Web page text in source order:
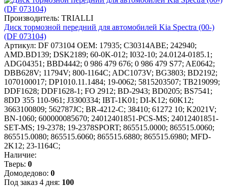
Производитель: TRIALLI
Диск тормозной передний для автомобилей Kia Spectra (00-)
(DF 073104)
Артикул: DF 073104 OEM: 17935; C30314ABE; 242940;
AMD.BD139; DSK2189; 60-0K-012; I032-10; 24.0124-0185.1;
ADG04351; BBD4442; 0 986 479 676; 0 986 479 S77; AE0642;
DBB628V; 11794V; 800-1164C; ADC1073V; BG3803; BD2192;
1070100017; DP1010.11.1484; 19-0062; 5815203507; TB219099;
DDF1628; DDF1628-1; FO 2912; BD-2943; BD0205; BS7541;
8DD 355 110-961; J3300334; IBT-1K01; DI-K12; 60K12;
3663100809; 562787JC; BR-4212-C; 38410; 61272 10; K2021V;
BN-1060; 600000085670; 24012401851-PCS-MS; 24012401851-
SET-MS; 19-2378; 19-2378SPORT; 865515.0000; 865515.0060;
865515.0080; 865515.6060; 865515.6880; 865515.6980; MFD-
2K12; 23-1164C;
Наличие:
Тверь: 0
Домодедово: 0
Под заказ 4 дня: 100